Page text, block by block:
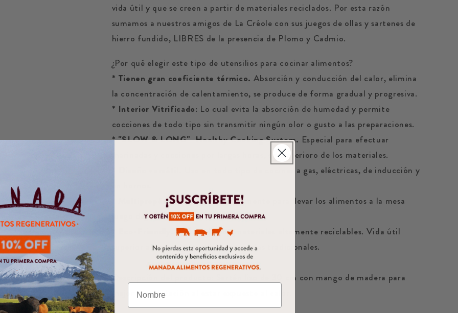
vida útil y que se creen a partir de materiales reciclados. Por esta razón
sumamos a nuestros amigos de La Créole con sus juegos de ollas y sartenes de
hierro fundido, LIBRES de la presencia de Plomo y Cadmio.
¿Por qué elegir este tipo de utensilios para cocinar alimentos?
* Tienen gran coeficiente térmico. Absorción y conducción del calor, elimina
la concentración de calentamiento, se produce de forma gradual y progresiva.
* Interior Vitrificado: Lo cual evita la absorción de humedad y permite
cocciones de todo tipo sin transmitir ningún olor o gusto a las preparaciones.
* "SLOW & LONG" Healthy Cooking System. Especial para efectuar
marinadas y cocciones por largas horas, sin deterioro de los materiales.
Uso en todo tipo de cocinas a gas, eléctricas, de inducción y
* Multipropósito.Sirve estupendamente para llevar los alimentos a la mesa
luego de ser cocinados.
Elaborado con materiales altamente reciclables. Vida útil
superior al resto de las ollas y cacerolas tradicionales.
Descripción del producto: Sartén liso de 30 cm con mango de madera para
mejor manipulación al estar expuesto al calor.